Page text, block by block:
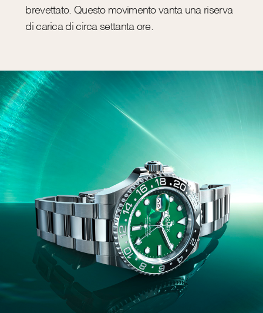
brevettato. Questo movimento vanta una riserva
di carica di circa settanta ore.